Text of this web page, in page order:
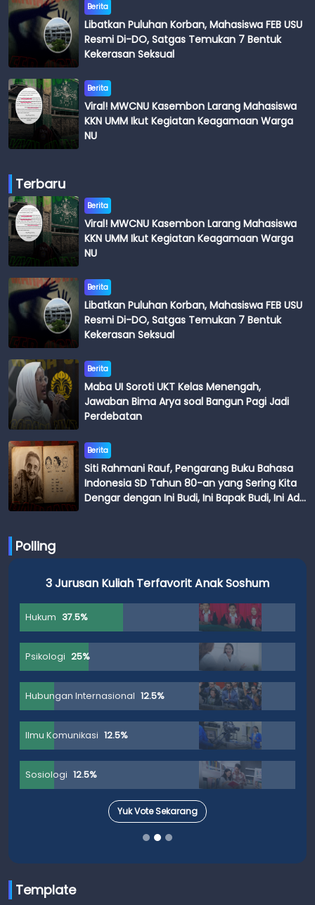
Berita
Libatkan Puluhan Korban, Mahasiswa FEB USU
Resmi Di-DO, Satgas Temukan 7 Bentuk
Kekerasan Seksual
Berita
Viral! MWCNU Kasembon Larang Mahasiswa
KKN UMM Ikut Kegiatan Keagamaan Warga
NU
Terbaru
Berita
Viral! MWCNU Kasembon Larang Mahasiswa
KKN UMM Ikut Kegiatan Keagamaan Warga
NU
Berita
Libatkan Puluhan Korban, Mahasiswa FEB USU
Resmi Di-DO, Satgas Temukan 7 Bentuk
Kekerasan Seksual
Berita
Maba UI Soroti UKT Kelas Menengah,
Jawaban Bima Arya soal Bangun Pagi Jadi
Perdebatan
Berita
Siti Rahmani Rauf, Pengarang Buku Bahasa
Indonesia SD Tahun 80-an yang Sering Kita
Dengar dengan Ini Budi, Ini Bapak Budi, Ini Adik
Polling
3 Jurusan Kuliah Terfavorit Anak Soshum
Hukum 37.5%
Psikologi 25%
Hubungan Internasional 12.5%
Ilmu Komunikasi 12.5%
Sosiologi 12.5%
Yuk Vote Sekarang
Template